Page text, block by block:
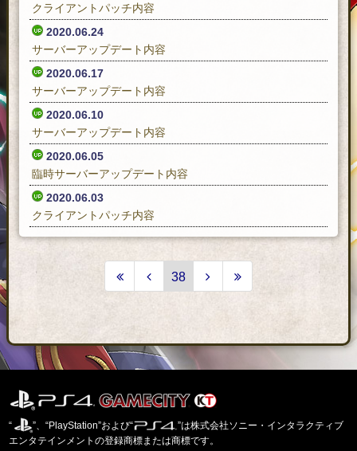
クライアントパッチ内容
2020.06.24
サーバーアップデート内容
2020.06.17
サーバーアップデート内容
2020.06.10
サーバーアップデート内容
2020.06.05
臨時サーバーアップデート内容
2020.06.03
クライアントパッチ内容
38
“ ”、“PlayStation”および“
”は株式会社ソニー・インタラクティブ
エンタテインメントの登録商標または商標です。